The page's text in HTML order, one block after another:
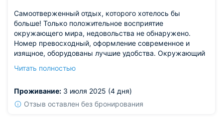
Самоотверженный отдых, которого хотелось бы
больше! Только положительное восприятие
окружающего мира, недовольства не обнаружено.
Номер превосходный, оформление современное и
изящное, оборудованы лучшие удобства. Окружающий
Городской район идеальный, ценник оправдал наши
Читать полностью
Проживание: 3 июля 2025 (4 дня)
Отзыв оставлен без бронирования